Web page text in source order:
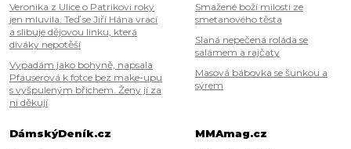
Veronika z Ulice o Patrikovi roky
jen mluvila. Teď se Jiří Hána vrací
a slibuje dějovou linku, která
diváky nepotěší
Vypadám jako bohyně, napsala
Pfauserová k fotce bez make-upu
s vyšpuleným břichem. Ženy jí za
ni děkují
Smažené boží milosti ze
smetanového těsta
Slaná nepečená roláda se
salámem a rajčaty
Masová bábovka se šunkou a
sýrem
DámskýDeník.cz
MMAmag.cz